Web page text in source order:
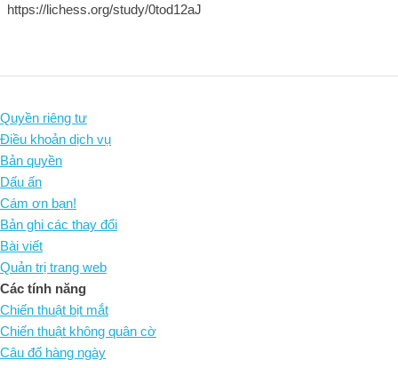
https://lichess.org/study/0tod12aJ
Quyền riêng tư
Điều khoản dịch vụ
Bản quyền
Dấu ấn
Cám ơn bạn!
Bản ghi các thay đổi
Bài viết
Quản trị trang web
Các tính năng
Chiến thuật bịt mắt
Chiến thuật không quân cờ
Câu đố hàng ngày